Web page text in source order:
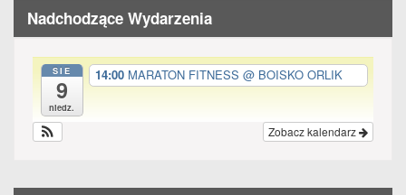
Nadchodzące Wydarzenia
SIE
9
niedz.
14:00 MARATON FITNESS @ BOISKO ORLIK
Zobacz kalendarz